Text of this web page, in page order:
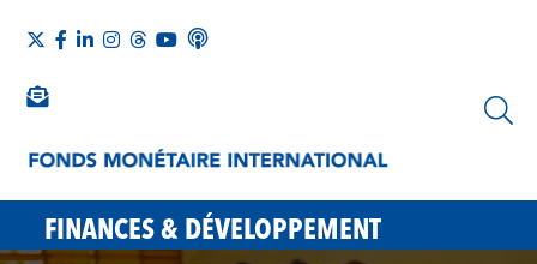
FINANCES & DÉVELOPPEMENT